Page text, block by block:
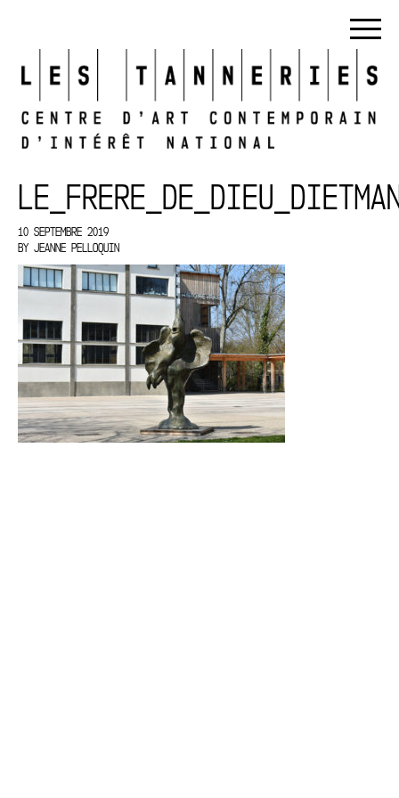
10 SEPTEMBRE 2019
BY JEANNE PELLOQUIN